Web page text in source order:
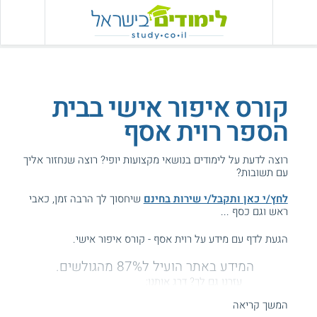
קורס איפור אישי בבית
הספר רוית אסף
רוצה לדעת על לימודים בנושאי מקצועות יופי? רוצה שנחזור אליך
עם תשובות?
לחץ/י כאן ותקבל/י שירות בחינם שיחסוך לך הרבה זמן, כאבי
ראש וגם כסף ...
הגעת לדף עם מידע על רוית אסף - קורס איפור אישי.
המידע באתר הועיל ל87% מהגולשים.
עזרנו גם לך? דרג אותנו:
המשך קריאה